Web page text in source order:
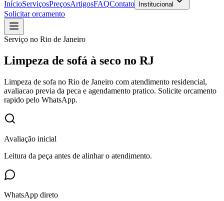
InícioServiçosPreçosArtigosFAQContato Institucional
Solicitar orcamento
Serviço no Rio de Janeiro
Limpeza de sofá à seco no RJ
Limpeza de sofa no Rio de Janeiro com atendimento residencial,
avaliacao previa da peca e agendamento pratico. Solicite orcamento
rapido pelo WhatsApp.
Avaliação inicial
Leitura da peça antes de alinhar o atendimento.
WhatsApp direto